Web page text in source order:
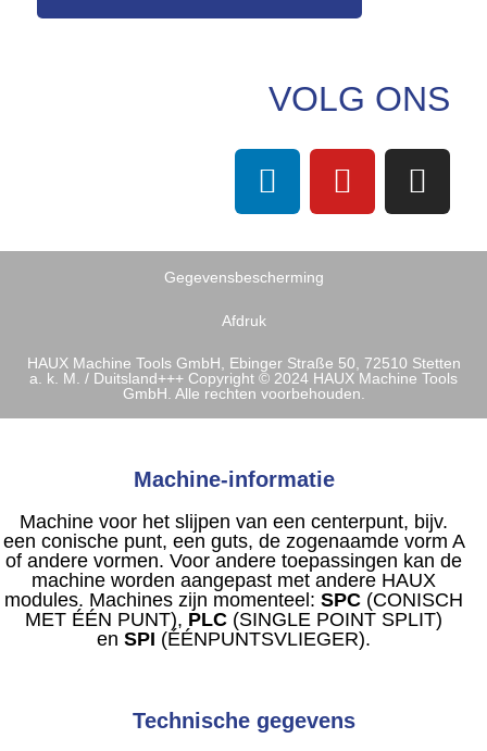
VOLG ONS
Gegevensbescherming
Afdruk
HAUX Machine Tools GmbH, Ebinger Straße 50, 72510 Stetten
a. k. M. / Duitsland+++ Copyright © 2024 HAUX Machine Tools
GmbH. Alle rechten voorbehouden.
Machine-informatie
Machine voor het slijpen van een centerpunt, bijv.
een conische punt, een guts, de zogenaamde vorm A
of andere vormen. Voor andere toepassingen kan de
machine worden aangepast met andere HAUX
modules. Machines zijn momenteel: SPC (CONISCH
MET ÉÉN PUNT), PLC (SINGLE POINT SPLIT)
en SPI (ÉÉNPUNTSVLIEGER).
Technische gegevens